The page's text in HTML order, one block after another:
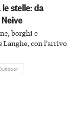
stelle: da
borghi e
con l’arrivo